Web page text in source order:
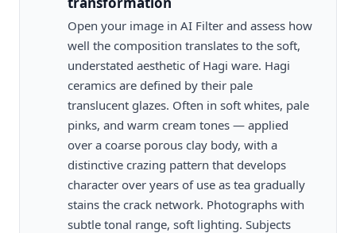
Open your image in AI Filter and assess how
well the composition translates to the soft,
understated aesthetic of Hagi ware. Hagi
ceramics are defined by their pale
translucent glazes. Often in soft whites, pale
pinks, and warm cream tones — applied
over a coarse porous clay body, with a
distinctive crazing pattern that develops
character over years of use as tea gradually
stains the crack network. Photographs with
subtle tonal range, soft lighting. Subjects